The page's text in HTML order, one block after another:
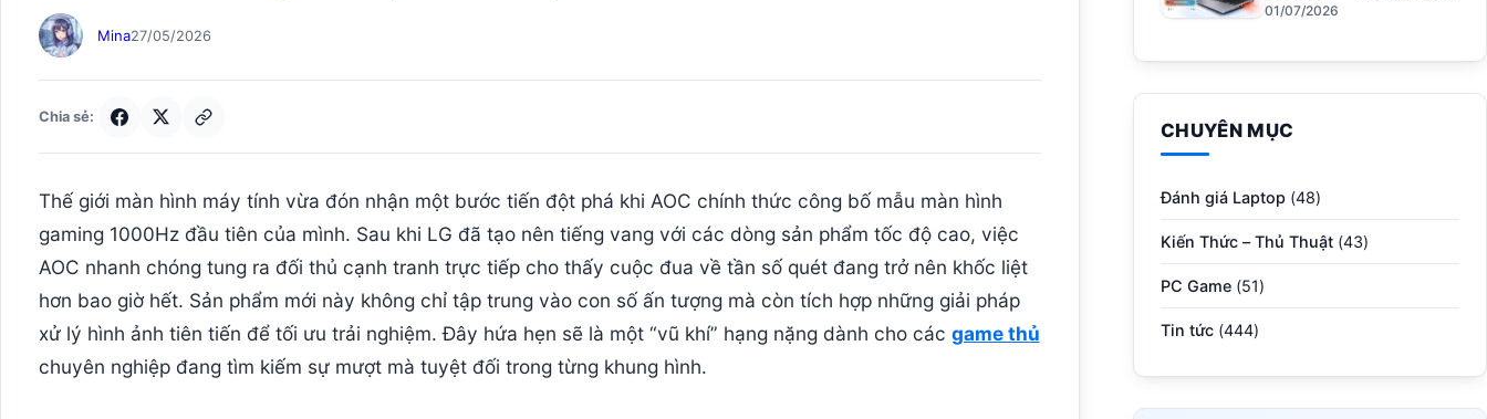
Mina27/05/2026
Chia sẻ:
Thế giới màn hình máy tính vừa đón nhận một bước tiến đột phá khi AOC chính thức công bố mẫu màn hình
gaming 1000Hz đầu tiên của mình. Sau khi LG đã tạo nên tiếng vang với các dòng sản phẩm tốc độ cao, việc
AOC nhanh chóng tung ra đối thủ cạnh tranh trực tiếp cho thấy cuộc đua về tần số quét đang trở nên khốc liệt
hơn bao giờ hết. Sản phẩm mới này không chỉ tập trung vào con số ấn tượng mà còn tích hợp những giải pháp
xử lý hình ảnh tiên tiến để tối ưu trải nghiệm. Đây hứa hẹn sẽ là một “vũ khí” hạng nặng dành cho các game thủ
chuyên nghiệp đang tìm kiếm sự mượt mà tuyệt đối trong từng khung hình.
giữ hiệu năng khi
01/07/2026
CHUYÊN MỤC
Đánh giá Laptop (48)
Kiến Thức – Thủ Thuật (43)
PC Game (51)
Tin tức (444)